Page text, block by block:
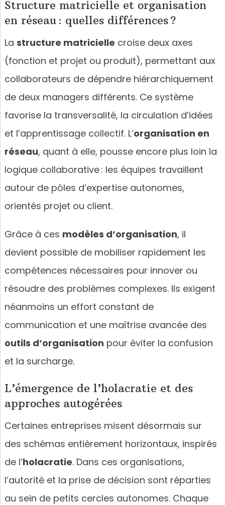
Structure matricielle et organisation
en réseau : quelles différences ?
La structure matricielle croise deux axes
(fonction et projet ou produit), permettant aux
collaborateurs de dépendre hiérarchiquement
de deux managers différents. Ce système
favorise la transversalité, la circulation d’idées
et l’apprentissage collectif. L’organisation en
réseau, quant à elle, pousse encore plus loin la
logique collaborative : les équipes travaillent
autour de pôles d’expertise autonomes,
orientés projet ou client.
Grâce à ces modèles d’organisation, il
devient possible de mobiliser rapidement les
compétences nécessaires pour innover ou
résoudre des problèmes complexes. Ils exigent
néanmoins un effort constant de
communication et une maîtrise avancée des
outils d’organisation pour éviter la confusion
et la surcharge.
L’émergence de l’holacratie et des
approches autogérées
Certaines entreprises misent désormais sur
des schémas entièrement horizontaux, inspirés
de l’holacratie. Dans ces organisations,
l’autorité et la prise de décision sont réparties
au sein de petits cercles autonomes. Chaque